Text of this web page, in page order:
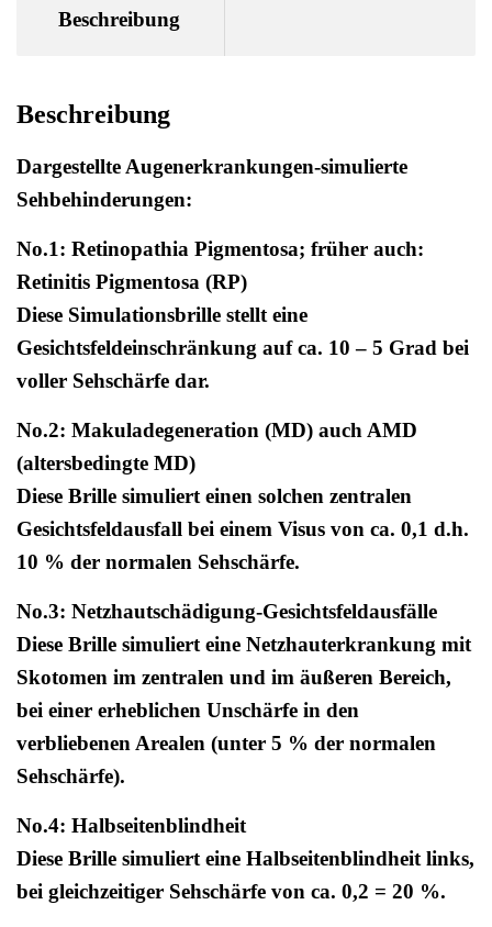
Beschreibung
Beschreibung
Dargestellte Augenerkrankungen-simulierte
Sehbehinderungen:
No.1: Retinopathia Pigmentosa; früher auch:
Retinitis Pigmentosa (RP)
Diese Simulationsbrille stellt eine
Gesichtsfeldeinschränkung auf ca. 10 – 5 Grad bei
voller Sehschärfe dar.
No.2: Makuladegeneration (MD) auch AMD
(altersbedingte MD)
Diese Brille simuliert einen solchen zentralen
Gesichtsfeldausfall bei einem Visus von ca. 0,1 d.h.
10 % der normalen Sehschärfe.
No.3: Netzhautschädigung-Gesichtsfeldausfälle
Diese Brille simuliert eine Netzhauterkrankung mit
Skotomen im zentralen und im äußeren Bereich,
bei einer erheblichen Unschärfe in den
verbliebenen Arealen (unter 5 % der normalen
Sehschärfe).
No.4: Halbseitenblindheit
Diese Brille simuliert eine Halbseitenblindheit links,
bei gleichzeitiger Sehschärfe von ca. 0,2 = 20 %.